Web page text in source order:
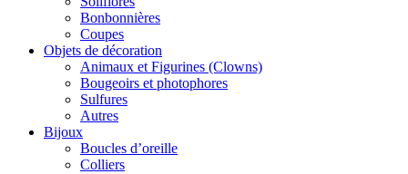
Bonbonnières
Coupes
Objets de décoration
Animaux et Figurines (Clowns)
Bougeoirs et photophores
Sulfures
Autres
Bijoux
Boucles d’oreille
Colliers